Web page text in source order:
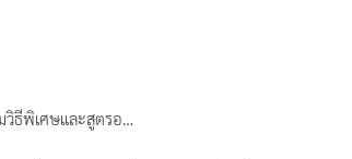
มวิธีพิเศษและสูตรอ…